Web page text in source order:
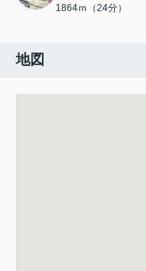
1864ｍ（24分）
地図